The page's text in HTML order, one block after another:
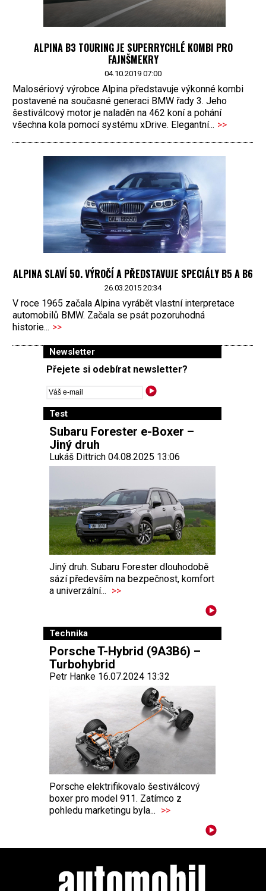
ALPINA B3 TOURING JE SUPERRYCHLÉ KOMBI PRO
FAJNŠMEKRY
04.10.2019 07:00
Malosériový výrobce Alpina představuje výkonné kombi
postavené na současné generaci BMW řady 3. Jeho
šestiválcový motor je naladěn na 462 koní a pohání
všechna kola pomocí systému xDrive. Elegantní... >>
ALPINA SLAVÍ 50. VÝROČÍ A PŘEDSTAVUJE SPECIÁLY B5 A B6
26.03.2015 20:34
V roce 1965 začala Alpina vyrábět vlastní interpretace
automobilů BMW. Začala se psát pozoruhodná
historie... >>
Newsletter
Přejete si odebírat newsletter?
Test
Subaru Forester e-Boxer –
Jiný druh
Lukáš Dittrich 04.08.2025 13:06
Jiný druh. Subaru Forester dlouhodobě
sází především na bezpečnost, komfort
a univerzální... >>
Technika
Porsche T-Hybrid (9A3B6) –
Turbohybrid
Petr Hanke 16.07.2024 13:32
Porsche elektrifikovalo šestiválcový
boxer pro model 911. Zatímco z
pohledu marketingu byla... >>